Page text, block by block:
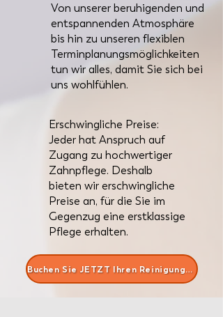
Von unserer beruhigenden und
entspannenden Atmosphäre
bis hin zu unseren flexiblen
Terminplanungsmöglichkeiten
tun wir alles, damit Sie sich bei
uns wohlfühlen.
Erschwingliche Preise:
Jeder hat Anspruch auf
Zugang zu hochwertiger
Zahnpflege. Deshalb
bieten wir erschwingliche
Preise an, für die Sie im
Gegenzug eine erstklassige
Pflege erhalten.
Buchen Sie JETZT Ihren Reinigungstermin!